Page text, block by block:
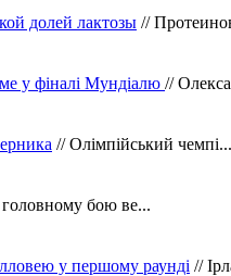
долей лактозы //
у фіналі Мундіалю //
// Олімпійський чемпі...
бою ве...
у першому раунді //